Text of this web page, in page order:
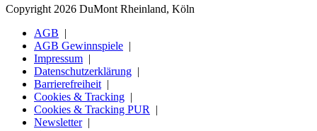
Copyright 2026 DuMont Rheinland, Köln
AGB
AGB Gewinnspiele
Impressum
Datenschutzerklärung
Barrierefreiheit
Cookies & Tracking
Cookies & Tracking PUR
Newsletter